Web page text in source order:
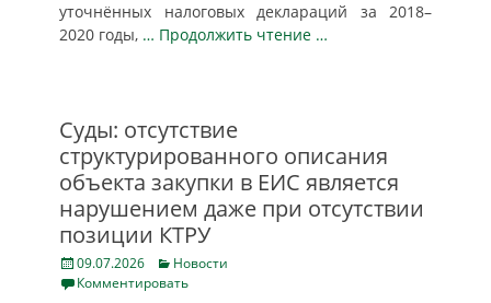
уточнённых налоговых деклараций за 2018–
2020 годы, … Продолжить чтение …
Суды: отсутствие
структурированного описания
объекта закупки в ЕИС является
нарушением даже при отсутствии
позиции КТРУ
Posted
on
09.07.2026 Categories
Новости
Комментировать